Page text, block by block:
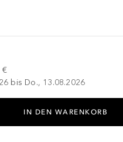
€
bis Do., 13.08.2026
IN DEN WARENKORB